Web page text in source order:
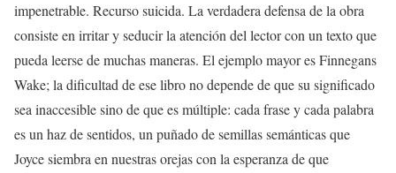
impenetrable. Recurso suicida. La verdadera defensa de la obra
consiste en irritar y seducir la atención del lector con un texto que
pueda leerse de muchas maneras. El ejemplo mayor es Finnegans
Wake; la dificultad de ese libro no depende de que su significado
sea inaccesible sino de que es múltiple: cada frase y cada palabra
es un haz de sentidos, un puñado de semillas semánticas que
Joyce siembra en nuestras orejas con la esperanza de que